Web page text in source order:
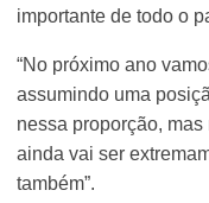
importante de todo o
“No próximo ano
assumindo uma
nessa proporção,
ainda vai ser
também”.